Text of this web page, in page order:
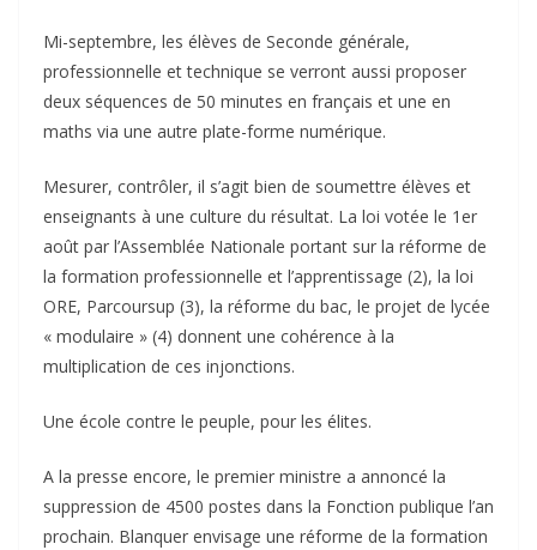
Mi-septembre, les élèves de Seconde générale,
professionnelle et technique se verront aussi proposer
deux séquences de 50 minutes en français et une en
maths via une autre plate-forme numérique.
Mesurer, contrôler, il s’agit bien de soumettre élèves et
enseignants à une culture du résultat. La loi votée le 1er
août par l’Assemblée Nationale portant sur la réforme de
la formation professionnelle et l’apprentissage (2), la loi
ORE, Parcoursup (3), la réforme du bac, le projet de lycée
« modulaire » (4) donnent une cohérence à la
multiplication de ces injonctions.
Une école contre le peuple, pour les élites.
A la presse encore, le premier ministre a annoncé la
suppression de 4500 postes dans la Fonction publique l’an
prochain. Blanquer envisage une réforme de la formation